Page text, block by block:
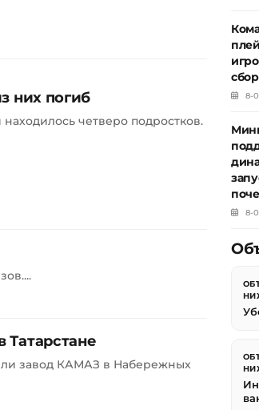
них погиб
четверо подростков.
завод КАМАЗ в Набережных
8-
8-